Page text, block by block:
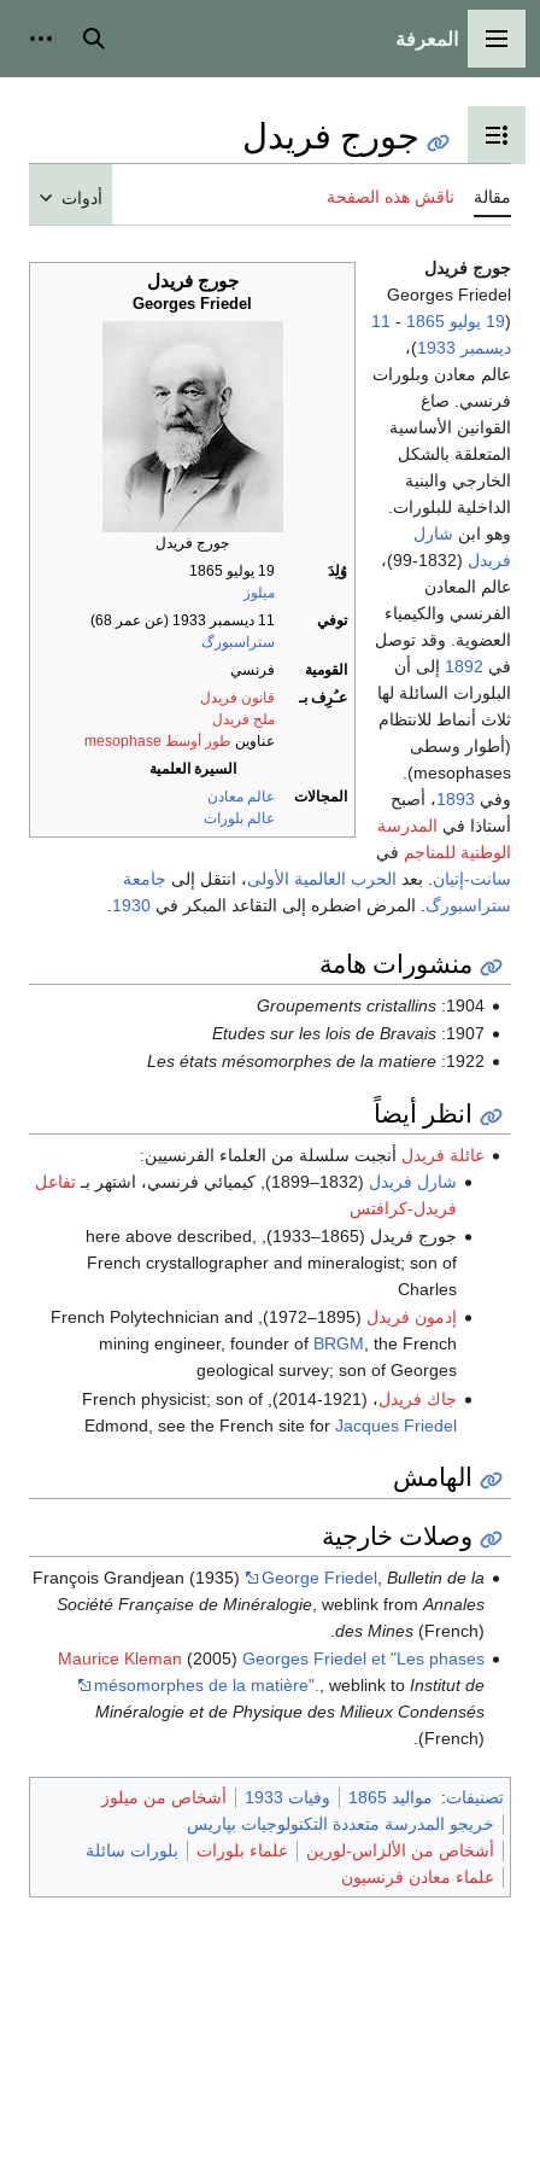
القائمة الرئيسية
المعرفة بحث
تبديل عرض جدول المحتويات
جورج فريدل
مقالة ناقش هذه الصفحة أدوات
جورج فريدل
Georges Friedel
جورج فريدل
وُلِدَ
19 يوليو 1865
ميلوز
توفي
11 ديسمبر 1933 (عن عمر 68)
ستراسبورگ
القومية
فرنسي
عـُرِف بـ
قانون فريدل
ملح فريدل
عناوين طور أوسط mesophase
السيرة العلمية
المجالات
عالم معادن
عالم بلورات
جورج فريدل
Georges Friedel
‏(19 يوليو 1865
-
11
ديسمبر 1933)،
عالم معادن وبلورات
فرنسي. صاغ
القوانين الأساسية
المتعلقة بالشكل
الخارجي والبنية
الداخلية للبلورات.
وهو ابن شارل
فريدل
(1832-99)،
عالم المعادن
الفرنسي والكيمياء
العضوية. وقد توصل
في 1892 إلى أن
البلورات السائلة لها
ثلاث أنماط للانتظام
(أطوار وسطى
mesophases).
وفي 1893، أصبح
أستاذا في المدرسة
الوطنية للمناجم في
سانت-إتيان . بعد الحرب العالمية الأولى، انتقل إلى جامعة
ستراسبورگ . المرض اضطره إلى التقاعد المبكر في 1930
منشورات هامة
1904:
Groupements cristallins
1907:
Etudes sur les lois de Bravais
1922:
Les états mésomorphes de la matiere
انظر أيضاً
عائلة فريدل أنجبت سلسلة من العلماء الفرنسيين:
شارل فريدل (1832–1899), كيميائي فرنسي، اشتهر بـ
تفاعل
فريدل-كرافتس
جورج فريدل (1865–1933), here above described,
French crystallographer and mineralogist; son of
Charles
إدمون فريدل
(1895–1972), French Polytechnician and
mining engineer, founder of BRGM, the French
geological survey; son of Georges
جاك فريدل
، (1921-2014), French physicist; son of
Edmond, see the French site forJacques Friedel
الهامش
وصلات خارجية
François Grandjean (1935) George Friedel, Bulletin de la
Société Française de Minéralogie, weblink from Annales
des Mines(French).
Maurice Kleman (2005) Georges Friedel et "Les phases
mésomorphes de la matière".
, weblink to Institut de
Minéralogie et de Physique des Milieux Condensés
(French).
تصنيفات: مواليد 1865 وفيات 1933
أشخاص من ميلوز
خريجو المدرسة متعددة التكنولوجيات بپاريس
أشخاص من الألزاس-لورين
علماء بلورات
بلورات سائلة
علماء معادن فرنسيون